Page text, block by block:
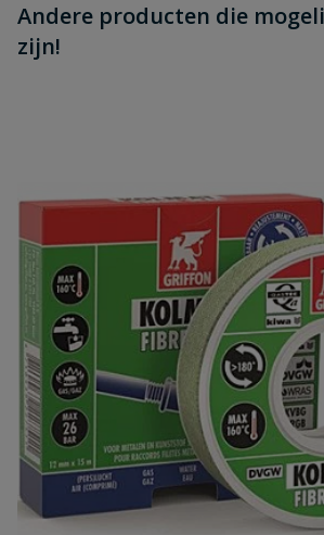
Andere producten die
zijn!